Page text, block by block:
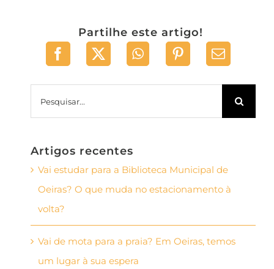
Partilhe este artigo!
Artigos recentes
Vai estudar para a Biblioteca Municipal de
Oeiras? O que muda no estacionamento à
volta?
Vai de mota para a praia? Em Oeiras, temos
um lugar à sua espera